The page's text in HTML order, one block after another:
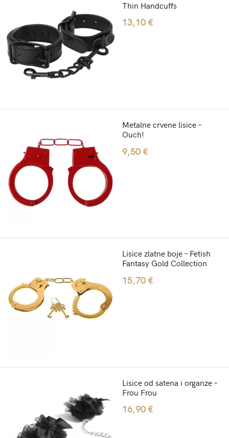
Thin Handcuffs
13,10€
Metalne crvene lisice –
Ouch!
9,50€
Lisice zlatne boje – Fetish
Fantasy Gold Collection
15,70€
Lisice od satena i organze –
Frou Frou
16,90€